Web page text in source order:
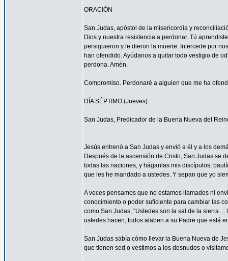
ORACIÓN
San Judas, apóstol de la misericordia y
Dios y nuestra resistencia a perdonar. Tú
persiguieron y le dieron la muerte. Intercede por
han ofendido. Ayúdanos a quitar todo vestigio de
perdona. Amén.
Compromiso. Perdonaré a alguien que me ha
DÍA SÉPTIMO (Jueves)
San Judas, Predicador de la Buena Nueva del
Jesús entrenó a San Judas y envió a él y a los
Después de la ascensión de Cristo, San Judas se
todas las naciones, y háganlas mis discípulos;
que les he mandado a ustedes. Y sepan que yo
A veces pensamos que no estamos llamados ni
conocimiento o poder suficiente para cambiar las
como San Judas, "Ustedes son la sal de la
ustedes hacen, todos alaben a su Padre que está
San Judas sabía cómo llevar la Buena Nueva de
que tienen sed o vestimos a los desnudos o